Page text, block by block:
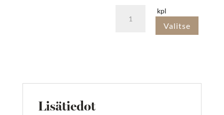
humina
kpl
Valitse
Lisätiedot